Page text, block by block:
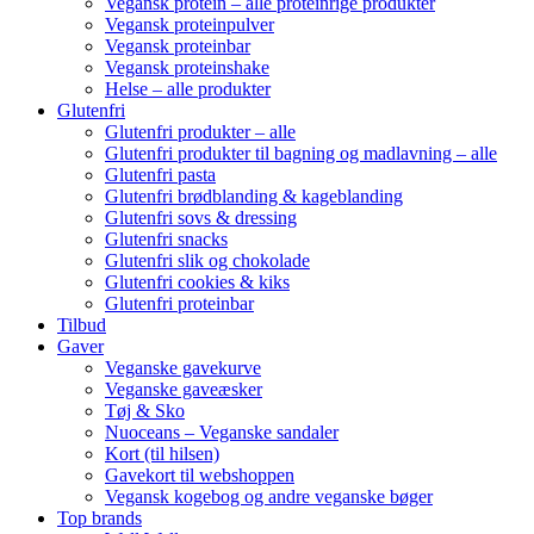
Vegansk proteinpulver
Vegansk proteinbar
Vegansk proteinshake
Helse – alle produkter
Glutenfri
Glutenfri produkter – alle
Glutenfri produkter til bagning og madlavning – alle
Glutenfri pasta
Glutenfri brødblanding & kageblanding
Glutenfri sovs & dressing
Glutenfri snacks
Glutenfri slik og chokolade
Glutenfri cookies & kiks
Glutenfri proteinbar
Tilbud
Gaver
Veganske gavekurve
Veganske gaveæsker
Tøj & Sko
Nuoceans – Veganske sandaler
Kort (til hilsen)
Gavekort til webshoppen
Vegansk kogebog og andre veganske bøger
Top brands